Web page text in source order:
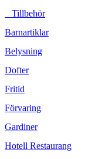
Tillbehör
Barnartiklar
Belysning
Dofter
Fritid
Förvaring
Gardiner
Hotell Restaurang